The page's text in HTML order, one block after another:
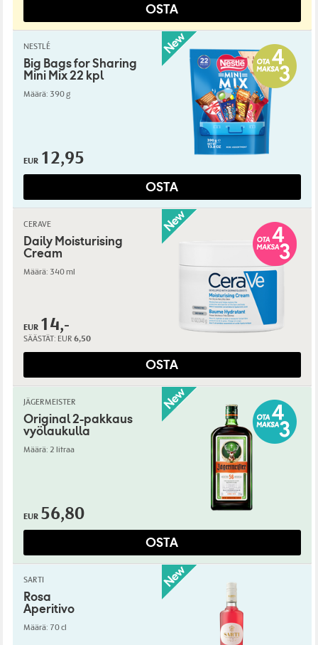
OSTA
NESTLÉ
Big Bags for Sharing
Mini Mix 22 kpl
Määrä: 390 g
EUR 12,95
OSTA
CERAVE
Daily Moisturising
Cream
Määrä: 340 ml
EUR 14,-
SÄÄSTÄT: EUR 6,50
OSTA
JÄGERMEISTER
Original 2-pakkaus
vyölaukulla
Määrä: 2 litraa
EUR 56,80
OSTA
SARTI
Rosa
Aperitivo
Määrä: 70 cl